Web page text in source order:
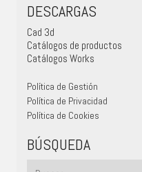
DESCARGAS
Cad 3d
Catálogos de productos
Catálogos Works
Política de Gestión
Política de Privacidad
Política de Cookies
BÚSQUEDA